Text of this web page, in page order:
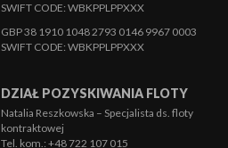
SWIFT CODE: WBKPPLPPXXX
GBP 38 1910 1048 2793 0146 9967 0003
SWIFT CODE: WBKPPLPPXXX
DZIAŁ POZYSKIWANIA FLOTY
Natalia Reszkowska – Specjalista ds. floty
kontraktowej
Tel. kom.: +48 722 107 015